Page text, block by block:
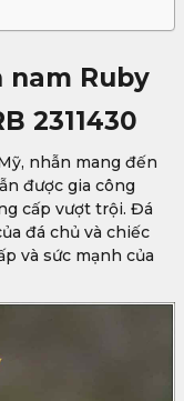
nam Ruby
2311430
nhẫn mang đến
được gia công
cấp vượt trội. Đá
đá chủ và chiếc
và sức mạnh của